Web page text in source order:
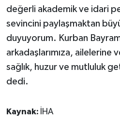
değerli akademik ve idari
sevincini paylaşmaktan
duyuyorum. Kurban
arkadaşlarımıza, ailelerine
sağlık, huzur ve mutluluk
dedi.
Kaynak: İHA
Sağlık
SİYASET
TEKNOLOJİ